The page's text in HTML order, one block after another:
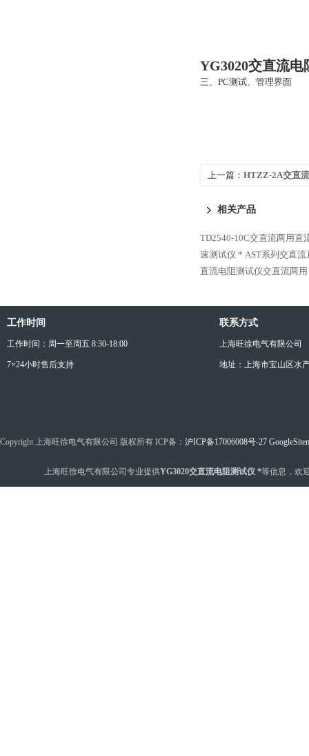
YG3020交直流电
三、 PC测试、管理界面
上一篇： HTZZ-2A交直
相关产品
TD2540-10C交直流两用直
速测试仪 * AST系列交直
直流电阻测试仪交直流两
工作时间
工作时间：周一至周五 8:30-18:00
7×24小时售后支持
联系方式
上海旺徐电气有限公司
地址：上海市宝山区水
Copyright 上海旺徐电气有限公司 版权所有 ICP备： 沪ICP备17006008号-27
上海旺徐电气有限公司专业提供YG3020交直流电阻测试仪 *等信息，欢